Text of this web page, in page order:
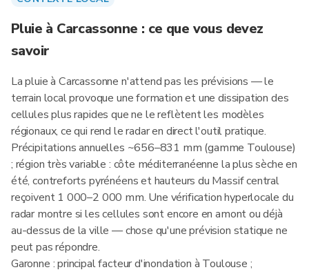
Pluie à Carcassonne : ce que vous devez
savoir
La pluie à Carcassonne n'attend pas les prévisions — le
terrain local provoque une formation et une dissipation des
cellules plus rapides que ne le reflètent les modèles
régionaux, ce qui rend le radar en direct l'outil pratique.
Précipitations annuelles ~656–831 mm (gamme Toulouse)
; région très variable : côte méditerranéenne la plus sèche en
été, contreforts pyrénéens et hauteurs du Massif central
reçoivent 1 000–2 000 mm. Une vérification hyperlocale du
radar montre si les cellules sont encore en amont ou déjà
au-dessus de la ville — chose qu'une prévision statique ne
peut pas répondre.
Garonne : principal facteur d'inondation à Toulouse ;